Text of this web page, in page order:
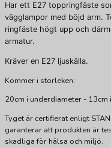
Har ett E27 toppringfäste
vägglampor med böjd arm.
ringfäste högt upp och
armatur.
Kräver en E27 ljuskälla.
Kommer i storleken:
20cm i underdiameter -
Tyget är certifierat enligt
garanterar att produkten är
skadliga för hälsa och miljö.